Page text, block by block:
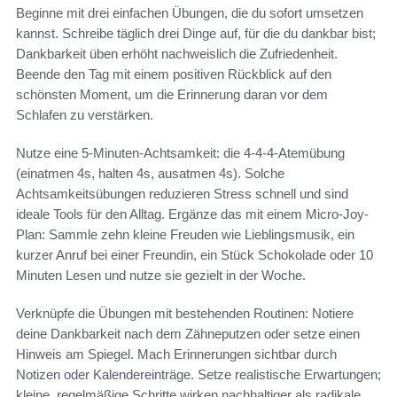
Beginne mit drei einfachen Übungen, die du sofort umsetzen
kannst. Schreibe täglich drei Dinge auf, für die du dankbar bist;
Dankbarkeit üben erhöht nachweislich die Zufriedenheit.
Beende den Tag mit einem positiven Rückblick auf den
schönsten Moment, um die Erinnerung daran vor dem
Schlafen zu verstärken.
Nutze eine 5-Minuten-Achtsamkeit: die 4-4-4-Atemübung
(einatmen 4s, halten 4s, ausatmen 4s). Solche
Achtsamkeitsübungen reduzieren Stress schnell und sind
ideale Tools für den Alltag. Ergänze das mit einem Micro-Joy-
Plan: Sammle zehn kleine Freuden wie Lieblingsmusik, ein
kurzer Anruf bei einer Freundin, ein Stück Schokolade oder 10
Minuten Lesen und nutze sie gezielt in der Woche.
Verknüpfe die Übungen mit bestehenden Routinen: Notiere
deine Dankbarkeit nach dem Zähneputzen oder setze einen
Hinweis am Spiegel. Mach Erinnerungen sichtbar durch
Notizen oder Kalendereinträge. Setze realistische Erwartungen;